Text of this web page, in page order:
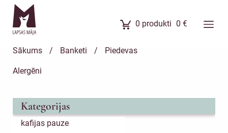
0 produkti 0 €
Sākums / Banketi / Piedevas
Alergēni
Kategorijas
kafijas pauze